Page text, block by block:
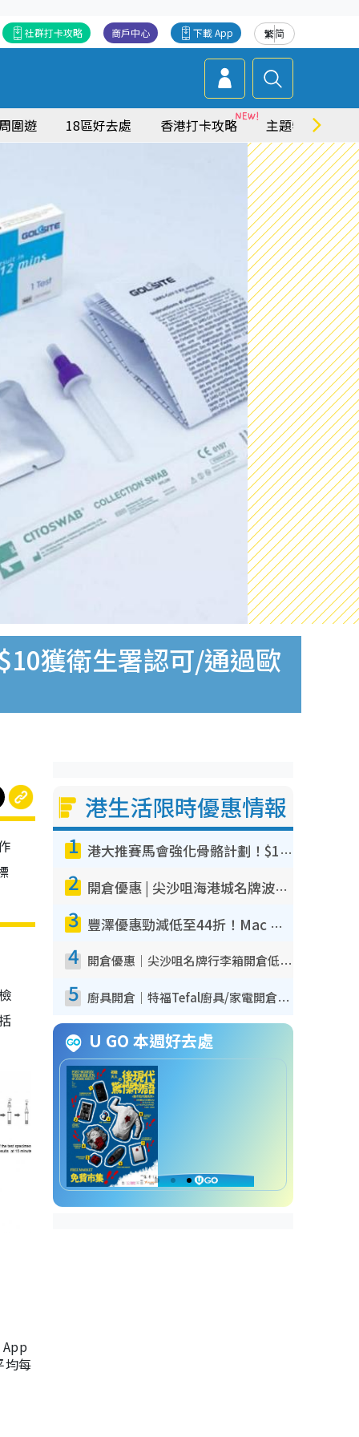
繁简
下載 App
商戶中心
社群打卡攻略
圍遊 18區好去處 香港打卡攻略 主題特集
獲衛生署認可/通過歐
均每
港生活限時優惠情報
1 港大推賽馬會強化骨骼計劃！$100骨質密度X光檢查 完成免費運動訓練送超市禮券！附參加資格
2 開倉優惠 | 尖沙咀海港城名牌波鞋開倉低至1折！On鞋$899起／Joy&Peace鞋履$98起
3 豐澤優惠勁減低至44折！Mac mini/iPhone17Pro大減價！廚房家電$220起
4 開倉優惠｜尖沙咀名牌行李箱開倉低至4折！一連5日 American Tourister/ace./Hallmark $200起！
5 廚具開倉｜特福Tefal廚具/家電開倉低至3折！$220起買平底鍋/炒鑊/湯煲！電飯煲/吸塵機/燙斗$418起
U GO 本週好去處